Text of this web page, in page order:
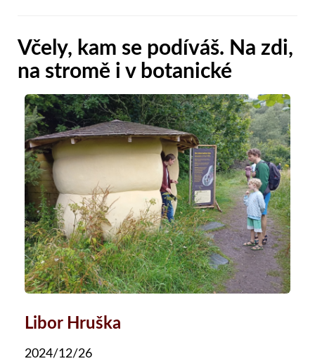
Včely, kam se podíváš. Na zdi,
na stromě i v botanické
Libor Hruška
2024/12/26